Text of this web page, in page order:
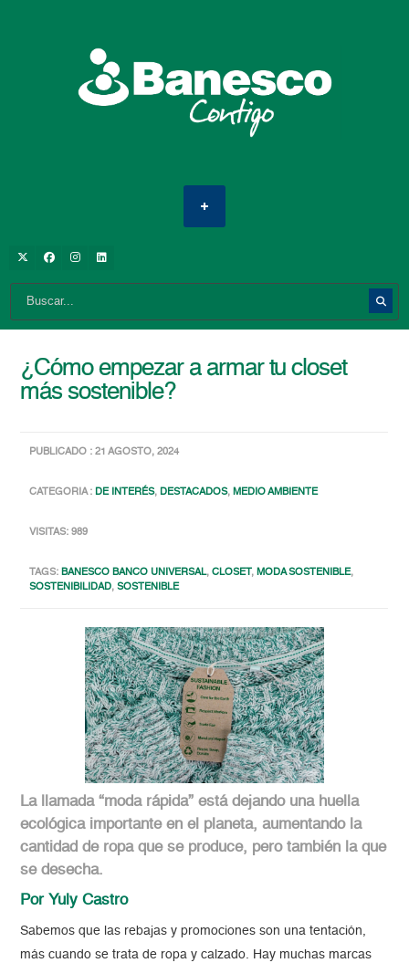
¿Cómo empezar a armar tu closet
más sostenible?
PUBLICADO : 21 AGOSTO, 2024
CATEGORIA :DE INTERÉS,DESTACADOS,MEDIO AMBIENTE
VISITAS: 989
TAGS:BANESCO BANCO UNIVERSAL,CLOSET,MODA SOSTENIBLE,
SOSTENIBILIDAD,SOSTENIBLE
La llamada “moda rápida” está dejando una huella
ecológica importante en el planeta, aumentando la
cantidad de ropa que se produce, pero también la que
se desecha.
Por Yuly Castro
Sabemos que las rebajas y promociones son una tentación,
más cuando se trata de ropa y calzado. Hay muchas marcas